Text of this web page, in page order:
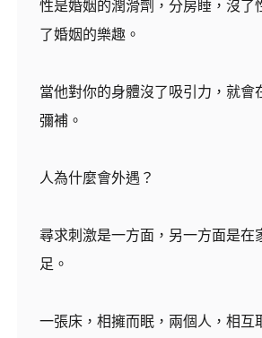
性是婚姻的潤滑劑，分房睡，沒了
了婚姻的樂趣。
當他對你的身體沒了吸引力，就會
彌補。
人為什麼會外遇？
尋求刺激是一方面，另一方面是在
足。
一張床，相擁而眠，兩個人，相互